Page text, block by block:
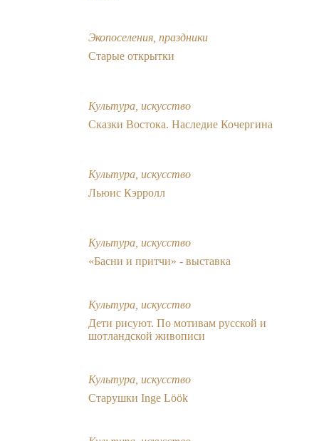
Экопоселения, праздники
Старые открытки
Культура, искусство
Сказки Востока. Наследие Кочергина
Культура, искусство
Льюис Кэрролл
Культура, искусство
«Басни и притчи» - выставка
Культура, искусство
Дети рисуют. По мотивам русской и
шотландской живописи
Культура, искусство
Старушки Inge Löök